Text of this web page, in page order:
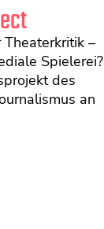
Theaterkritik –
Spielerei?
des
an